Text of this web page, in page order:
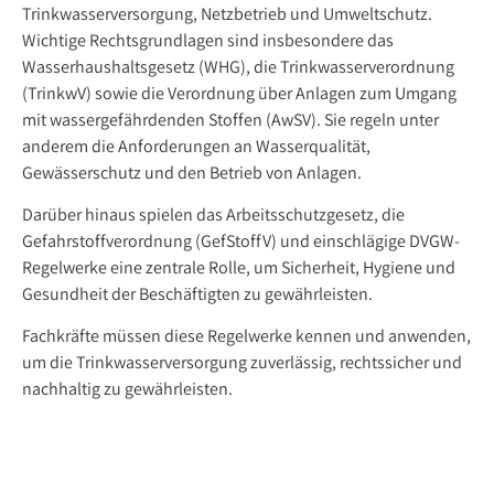
Trinkwasserversorgung, Netzbetrieb und Umweltschutz.
Wichtige Rechtsgrundlagen sind insbesondere das
Wasserhaushaltsgesetz (WHG), die Trinkwasserverordnung
(TrinkwV) sowie die Verordnung über Anlagen zum Umgang
mit wassergefährdenden Stoffen (AwSV). Sie regeln unter
anderem die Anforderungen an Wasserqualität,
Gewässerschutz und den Betrieb von Anlagen.
Darüber hinaus spielen das Arbeitsschutzgesetz, die
Gefahrstoffverordnung (GefStoffV) und einschlägige DVGW-
Regelwerke eine zentrale Rolle, um Sicherheit, Hygiene und
Gesundheit der Beschäftigten zu gewährleisten.
Fachkräfte müssen diese Regelwerke kennen und anwenden,
um die Trinkwasserversorgung zuverlässig, rechtssicher und
nachhaltig zu gewährleisten.